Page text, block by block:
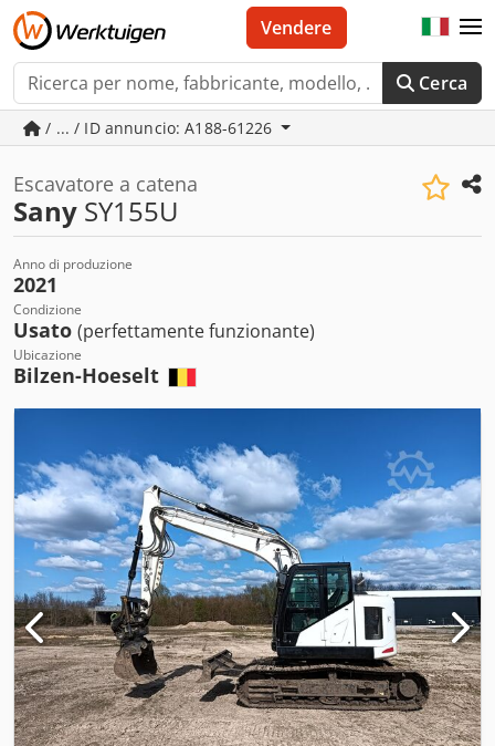
Cerca
Vendere
/ ... / ID annuncio: A188-61226
Escavatore a catena
Sany SY155U
Anno di produzione
2021
Condizione
Usato (perfettamente funzionante)
Ubicazione
Bilzen-Hoeselt